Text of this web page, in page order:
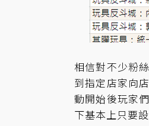
相信對不少粉
到指定店家向
動開始後玩家
下基本上只要